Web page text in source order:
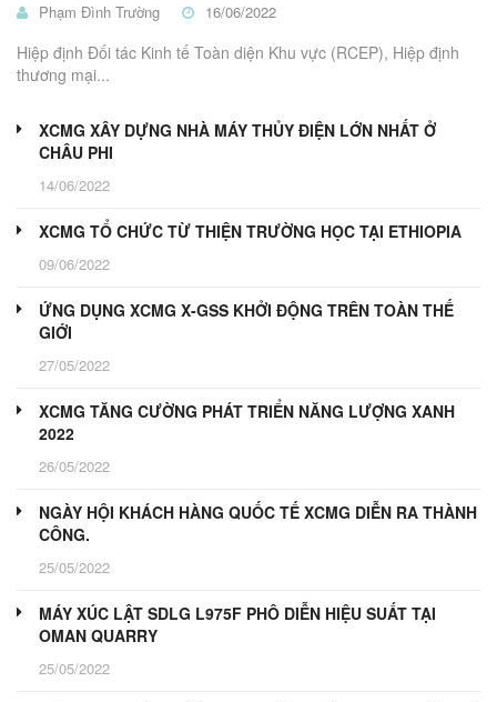
Phạm Đình Trường 16/06/2022
Hiệp định Đối tác Kinh tế Toàn diện Khu vực (RCEP), Hiệp định
thương mại...
XCMG XÂY DỰNG NHÀ MÁY THỦY ĐIỆN LỚN NHẤT Ở
CHÂU PHI
14/06/2022
XCMG TỔ CHỨC TỪ THIỆN TRƯỜNG HỌC TẠI ETHIOPIA
09/06/2022
ỨNG DỤNG XCMG X-GSS KHỞI ĐỘNG TRÊN TOÀN THẾ
GIỚI
27/05/2022
XCMG TĂNG CƯỜNG PHÁT TRIỂN NĂNG LƯỢNG XANH
2022
26/05/2022
NGÀY HỘI KHÁCH HÀNG QUỐC TẾ XCMG DIỄN RA THÀNH
CÔNG.
25/05/2022
MÁY XÚC LẬT SDLG L975F PHÔ DIỄN HIỆU SUẤT TẠI
OMAN QUARRY
25/05/2022